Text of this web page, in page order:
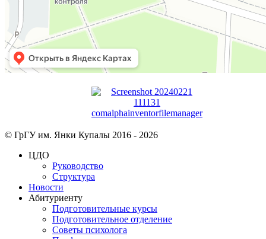
© ГрГУ им. Янки Купалы 2016 - 2026
ЦДО
Руководство
Структура
Новости
Абитуриенту
Подготовительные курсы
Подготовительное отделение
Советы психолога